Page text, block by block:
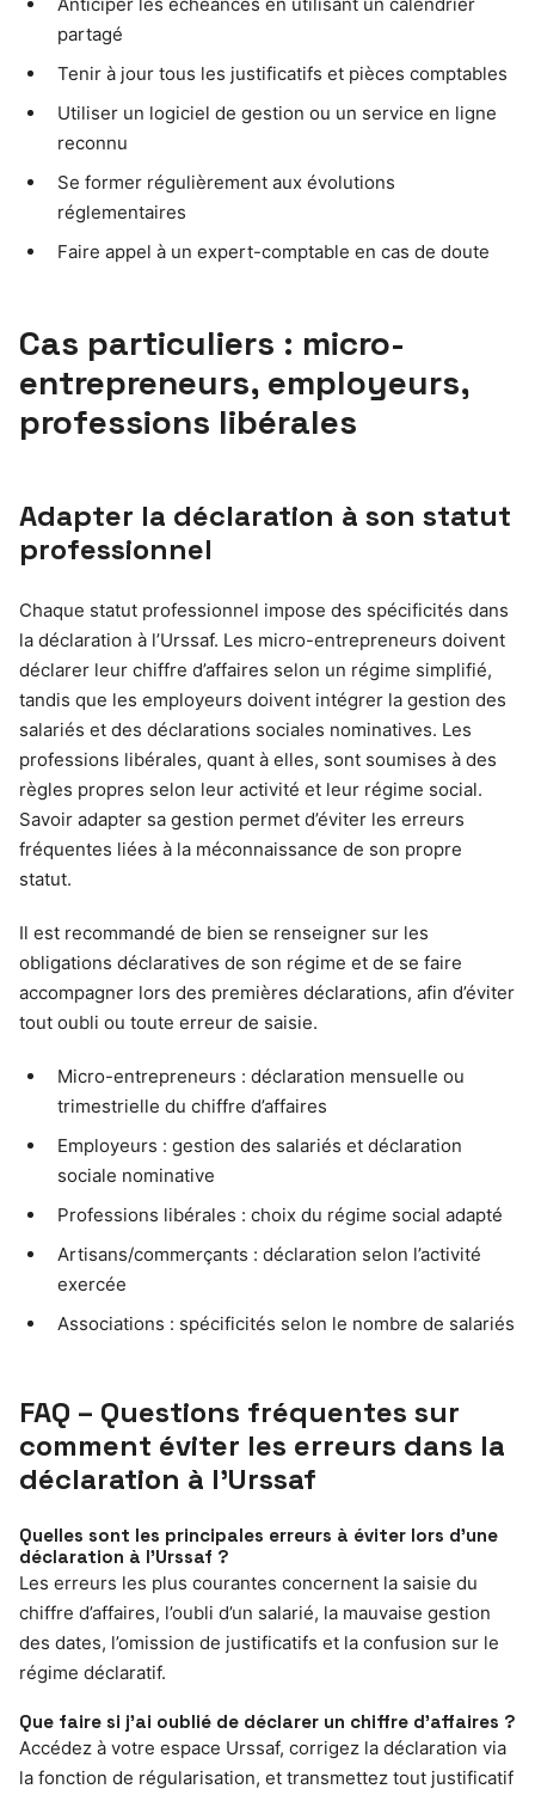
Anticiper les échéances en utilisant un calendrier
partagé
Tenir à jour tous les justificatifs et pièces comptables
Utiliser un logiciel de gestion ou un service en ligne
reconnu
Se former régulièrement aux évolutions
réglementaires
Faire appel à un expert-comptable en cas de doute
Cas particuliers : micro-
entrepreneurs, employeurs,
professions libérales
Adapter la déclaration à son statut
professionnel
Chaque statut professionnel impose des spécificités dans
la déclaration à l’Urssaf. Les micro-entrepreneurs doivent
déclarer leur chiffre d’affaires selon un régime simplifié,
tandis que les employeurs doivent intégrer la gestion des
salariés et des déclarations sociales nominatives. Les
professions libérales, quant à elles, sont soumises à des
règles propres selon leur activité et leur régime social.
Savoir adapter sa gestion permet d’éviter les erreurs
fréquentes liées à la méconnaissance de son propre
statut.
Il est recommandé de bien se renseigner sur les
obligations déclaratives de son régime et de se faire
accompagner lors des premières déclarations, afin d’éviter
tout oubli ou toute erreur de saisie.
Micro-entrepreneurs : déclaration mensuelle ou
trimestrielle du chiffre d’affaires
Employeurs : gestion des salariés et déclaration
sociale nominative
Professions libérales : choix du régime social adapté
Artisans/commerçants : déclaration selon l’activité
exercée
Associations : spécificités selon le nombre de salariés
FAQ – Questions fréquentes sur
comment éviter les erreurs dans la
déclaration à l’Urssaf
Quelles sont les principales erreurs à éviter lors d’une
déclaration à l’Urssaf ?
Les erreurs les plus courantes concernent la saisie du
chiffre d’affaires, l’oubli d’un salarié, la mauvaise gestion
des dates, l’omission de justificatifs et la confusion sur le
régime déclaratif.
Que faire si j’ai oublié de déclarer un chiffre d’affaires ?
Accédez à votre espace Urssaf, corrigez la déclaration via
la fonction de régularisation, et transmettez tout justificatif